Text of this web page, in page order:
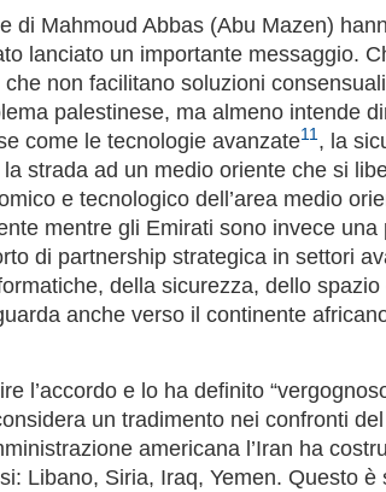
di Mahmoud Abbas (Abu Mazen)
lanciato un importante messaggio.
non facilitano soluzioni
palestinese, ma almeno intende
come le tecnologie avanzate11, la
strada ad un medio oriente che si
e tecnologico dell’area medio
mentre gli Emirati sono invece
di partnership strategica in settori
della sicurezza, dello
anche verso il continente
l’accordo e lo ha definito
un tradimento nei confronti
americana l’Iran ha
Libano, Siria, Iraq, Yemen. Questo